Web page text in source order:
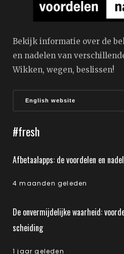
Bekijk informatie over de
en nadelen van
Wikken, wegen, beslissen!
English website
#fresh
Afbetaalapps: de voordelen en
4 maanden geleden
De onvermijdelijke waarheid:
scheiding
1 jaar geleden